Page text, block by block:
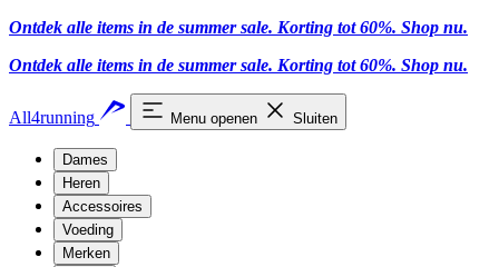
Ontdek alle items in de summer sale. Korting tot 60%. Shop nu.
Ontdek alle items in de summer sale. Korting tot 60%. Shop nu.
All4running Menu openen Sluiten
Dames
Heren
Accessoires
Voeding
Merken